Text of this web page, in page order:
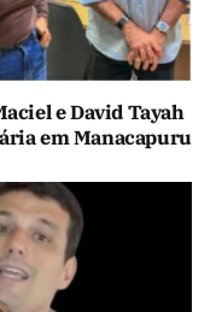
e David Tayah
em Manacapuru